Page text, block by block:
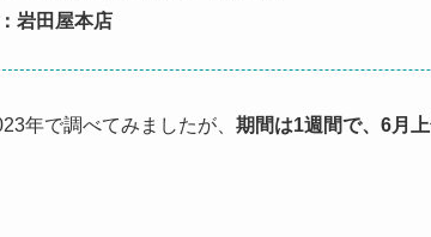
岩田屋本店
年で調べてみましたが、 期間は1週間で、6月